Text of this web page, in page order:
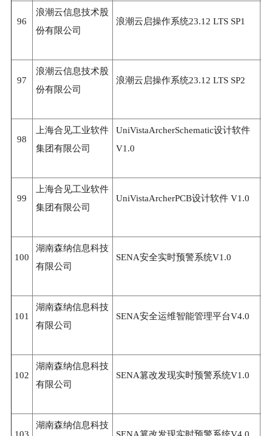
96
浪潮云信息技术股
份有限公司
浪潮云启操作系统23.12 LTS SP1
97
浪潮云信息技术股
份有限公司
浪潮云启操作系统23.12 LTS SP2
98
上海合见工业软件
集团有限公司
UniVistaArcherSchematic设计软件
V1.0
99
上海合见工业软件
集团有限公司
UniVistaArcherPCB设计软件 V1.0
100
湖南森纳信息科技
有限公司
SENA安全实时预警系统V1.0
101
湖南森纳信息科技
有限公司
SENA安全运维智能管理平台V4.0
102
湖南森纳信息科技
有限公司
SENA篡改发现实时预警系统V1.0
103
湖南森纳信息科技
SENA篡改发现实时预警系统V4.0